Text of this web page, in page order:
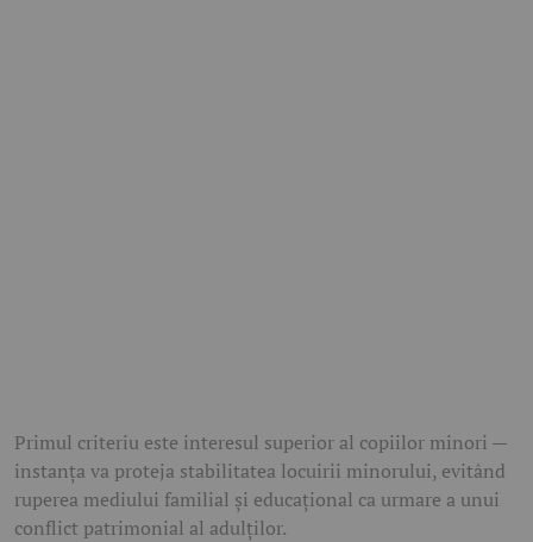
Primul criteriu este interesul superior al copiilor minori —
instanța va proteja stabilitatea locuirii minorului, evitând
ruperea mediului familial și educațional ca urmare a unui
conflict patrimonial al adulților.